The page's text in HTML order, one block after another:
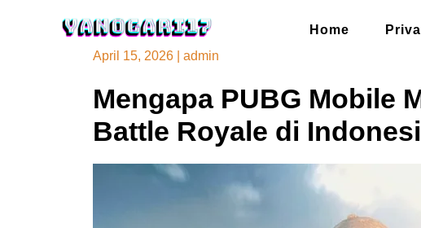
Home
April 15, 2026
admin
Mengapa PUBG Mobile
Battle Royale di